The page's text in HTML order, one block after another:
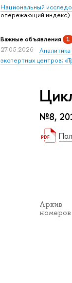
Национальный
опережающий индекс)
Важные объявления 1
27.05.2026
экспертных центров;
№8,
Архив
номеров